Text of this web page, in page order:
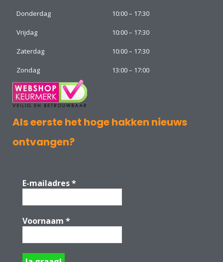
Donderdag 10:00 – 17:30
Vrijdag 10:00 – 17:30
Zaterdag 10:00 – 17:30
Zondag 13:00 – 17:00
Als eerste het hoge hakken nieuws
ontvangen?
E-mailadres*
Voornaam *